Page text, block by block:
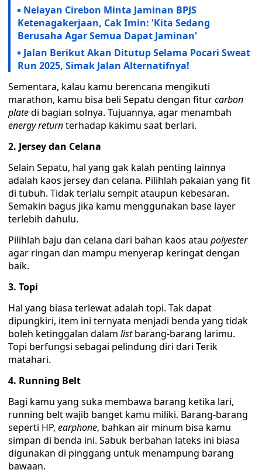
Nelayan Cirebon Minta Jaminan BPJS
Ketenagakerjaan, Cak Imin: 'Kita Sedang
Berusaha Agar Semua Dapat Jaminan'
Jalan Berikut Akan Ditutup Selama Pocari Sweat
Run 2025, Simak Jalan Alternatifnya!
Sementara, kalau kamu berencana mengikuti
marathon, kamu bisa beli Sepatu dengan fiturcarbon
platedi bagian solnya. Tujuannya, agar menambah
energy returnterhadap kakimu saat berlari.
2. Jersey dan Celana
Selain Sepatu, hal yang gak kalah penting lainnya
adalah kaos jersey dan celana. Pilihlah pakaian yang fit
di tubuh. Tidak terlalu sempit ataupun kebesaran.
Semakin bagus jika kamu menggunakan base layer
terlebih dahulu.
Pilihlah baju dan celana dari bahan kaos atau polyester
agar ringan dan mampu menyerap keringat dengan
baik.
3. Topi
Hal yang biasa terlewat adalah topi. Tak dapat
dipungkiri, item ini ternyata menjadi benda yang tidak
boleh ketinggalan dalam listbarang-barang larimu.
Topi berfungsi sebagai pelindung diri dari Terik
matahari.
4. Running Belt
Bagi kamu yang suka membawa barang ketika lari,
running belt wajib banget kamu miliki. Barang-barang
seperti HP, earphone, bahkan air minum bisa kamu
simpan di benda ini. Sabuk berbahan lateks ini biasa
digunakan di pinggang untuk menampung barang
bawaan.